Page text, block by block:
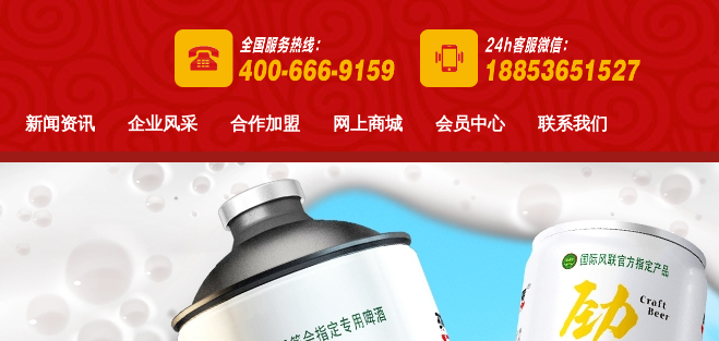
新闻资讯 企业风采 合作加盟 网上商城 会员中心 联系我们